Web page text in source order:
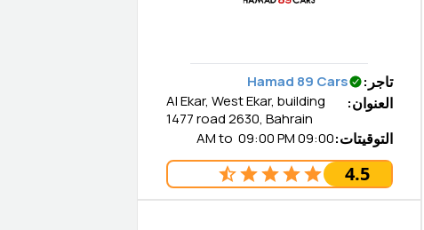
تاجر :
Hamad 89 Cars
العنوان:
Al Ekar, West Ekar, building
1477 road 2630, Bahrain
التوقيتات:
09:00 AM
to 09:00 PM
4.5